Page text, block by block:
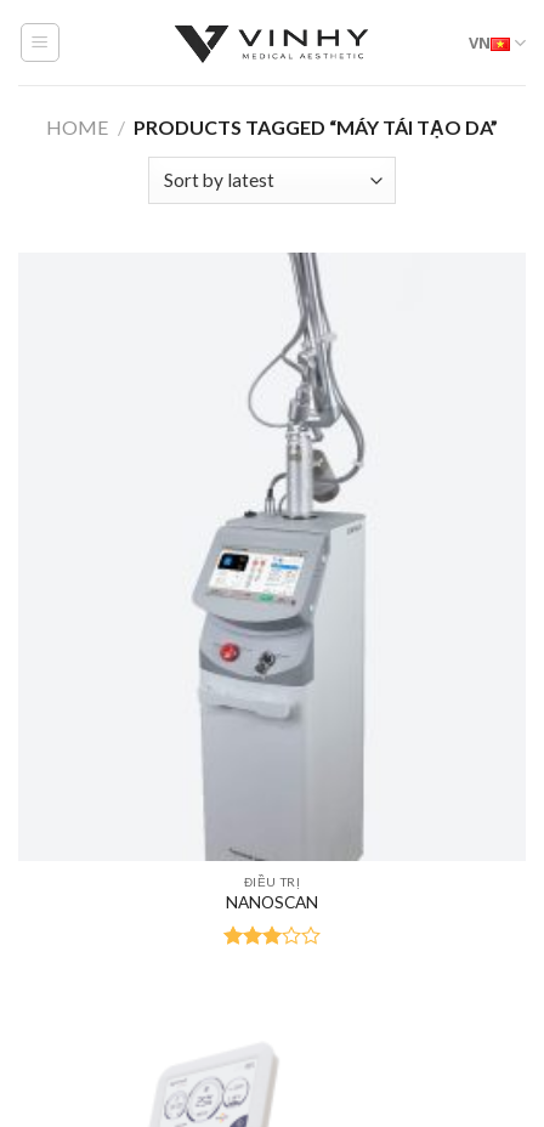
VN
HOME / PRODUCTS TAGGED “MÁY TÁI TẠO DA”
ĐIỀU TRỊ
NANOSCAN